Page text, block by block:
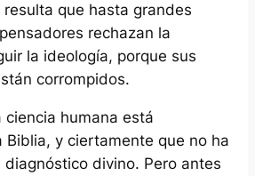
que hasta grandes
rechazan la
la ideología, porque sus
corrompidos.
ciencia humana está
Biblia, y ciertamente que no ha
divino. Pero antes